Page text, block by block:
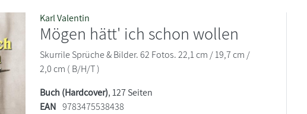
Karl Valentin
Mögen hätt' ich schon wollen
Skurrile Sprüche & Bilder. 62 Fotos. 22,1 cm / 19,7 cm /
2,0 cm ( B/H/T )
Buch (Hardcover), 127 Seiten
EAN 9783475538438